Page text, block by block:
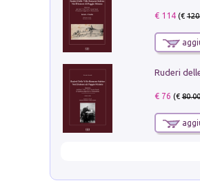
€ 114(€
€ 76 (€80.00